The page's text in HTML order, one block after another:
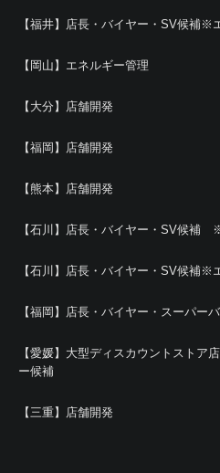
【福井】店長・バイヤー・SV候補※
【岡山】エネルギー管理
【大分】店舗開発
【福岡】店舗開発
【熊本】店舗開発
【石川】店長・バイヤー・SV候補
【石川】店長・バイヤー・SV候補※
【福岡】店長・バイヤー・スーパー
【愛媛】大型ディスカウントストア
ー候補
【三重】店舗開発